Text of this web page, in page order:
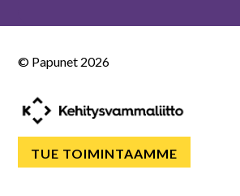
© Papunet 2026
TUE TOIMINTAAMME